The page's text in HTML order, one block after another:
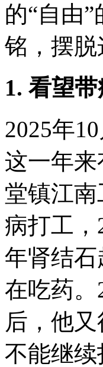
的“自由
铭，摆
1. 看望
2025年10
这一年
堂镇江
病打工，
年肾结
在吃药。
后，他
不能继